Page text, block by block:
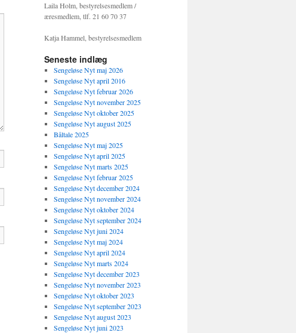
Laila Holm, bestyrelsesmedlem /
æresmedlem, tlf. 21 60 70 37
Katja Hammel, bestyrelsesmedlem
Seneste indlæg
Sengeløse Nyt maj 2026
Sengeløse Nyt april 2016
Sengeløse Nyt februar 2026
Sengeløse Nyt november 2025
Sengeløse Nyt oktober 2025
Sengeløse Nyt august 2025
Båltale 2025
Sengeløse Nyt maj 2025
Sengeløse Nyt april 2025
Sengeløse Nyt marts 2025
Sengeløse Nyt februar 2025
Sengeløse Nyt december 2024
Sengeløse Nyt november 2024
Sengeløse Nyt oktober 2024
Sengeløse Nyt september 2024
Sengeløse Nyt juni 2024
Sengeløse Nyt maj 2024
Sengeløse Nyt april 2024
Sengeløse Nyt marts 2024
Sengeløse Nyt december 2023
Sengeløse Nyt november 2023
Sengeløse Nyt oktober 2023
Sengeløse Nyt september 2023
Sengeløse Nyt august 2023
Sengeløse Nyt juni 2023